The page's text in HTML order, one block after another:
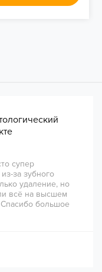
супер
за зубного
удаление, но
всё на высшем
Спасибо большое